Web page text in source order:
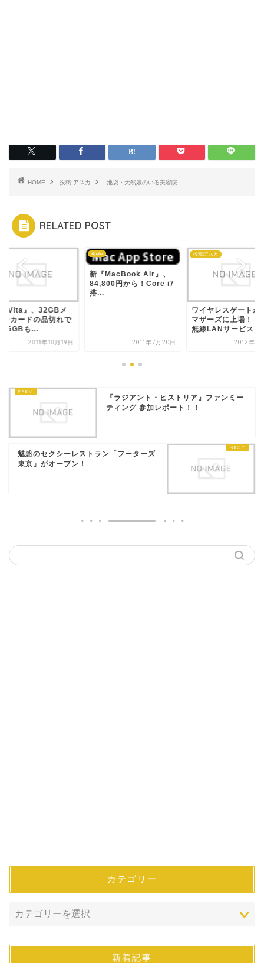
HOME 投稿:アスカ 池袋・天然娘のいる美容院
RELATED POST
Vita』、32GBメ
ーカードの品切れで
16GBも...
2011年10月19日
Apple
新『MacBook Air』、
84,800円から！Core i7
搭...
2011年7月20日
投稿:アスカ
ワイヤレスゲートが
マザーズに上場！
無線LANサービスを
2012年6
『ラジアント・ヒストリア』ファンミー
ティング 参加レポート！！
魅惑のセクシーレストラン「フーターズ
東京」がオープン！
カテゴリー
新着記事